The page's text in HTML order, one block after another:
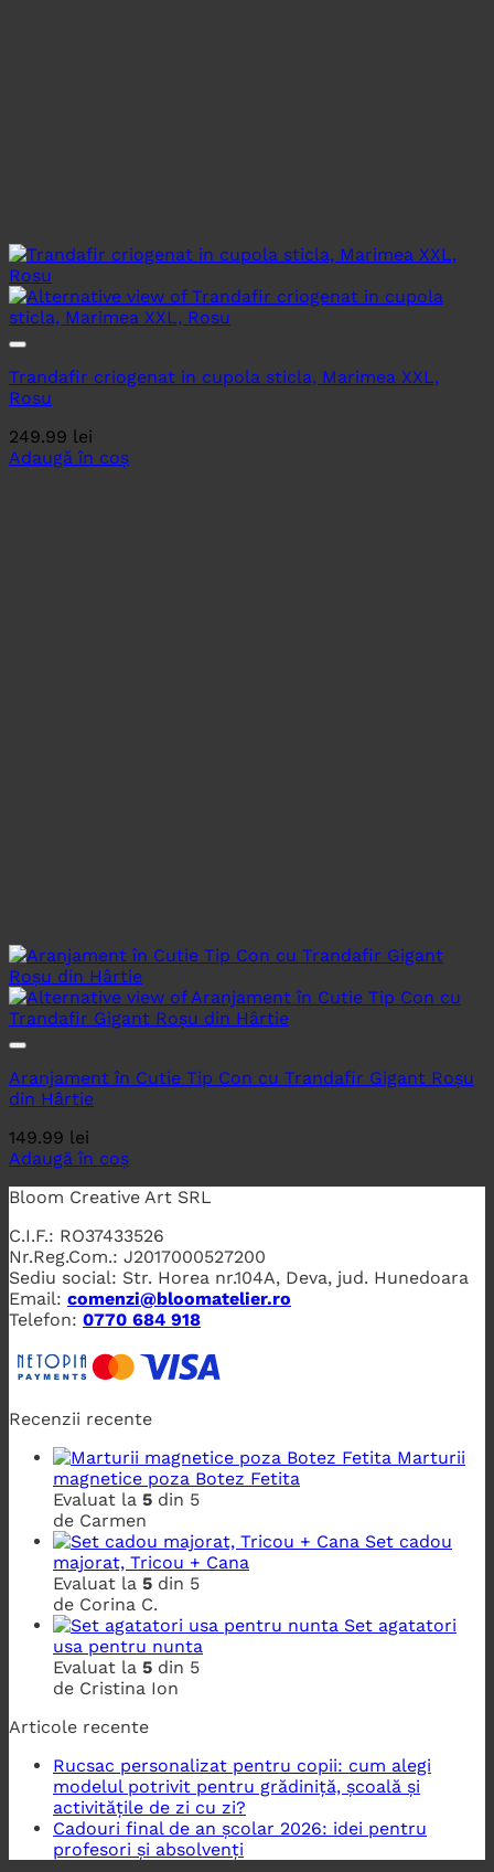
Trandafir criogenat in cupola sticla, Marimea XXL,
Rosu
249.99 lei
Adaugă în coș
Aranjament în Cutie Tip Con cu Trandafir Gigant Roșu
din Hârtie
149.99 lei
Adaugă în coș
Bloom Creative Art SRL
C.I.F.: RO37433526
Nr.Reg.Com.: J2017000527200
Sediu social: Str. Horea nr.104A, Deva, jud. Hunedoara
Email: comenzi@bloomatelier.ro
Telefon: 0770 684 918
Recenzii recente
Marturii
magnetice poza Botez Fetita
Evaluat la 5 din 5
de Carmen
Set cadou
majorat, Tricou + Cana
Evaluat la 5 din 5
de Corina C.
Set agatatori
usa pentru nunta
Evaluat la 5 din 5
de Cristina Ion
Articole recente
Rucsac personalizat pentru copii: cum alegi
modelul potrivit pentru grădiniță, școală și
activitățile de zi cu zi?
Cadouri final de an școlar 2026: idei pentru
profesori și absolvenți